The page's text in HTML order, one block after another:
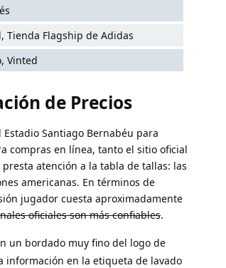
Tienda Flagship de Adidas
Vinted
de Precios
Santiago Bernabéu para
compras en línea, tanto el sitio oficial
atención a la tabla de tallas: las
americanas. En términos de
jugador cuesta aproximadamente
oficiales son más confiables.
un bordado muy fino del logo de
información en la etiqueta de lavado